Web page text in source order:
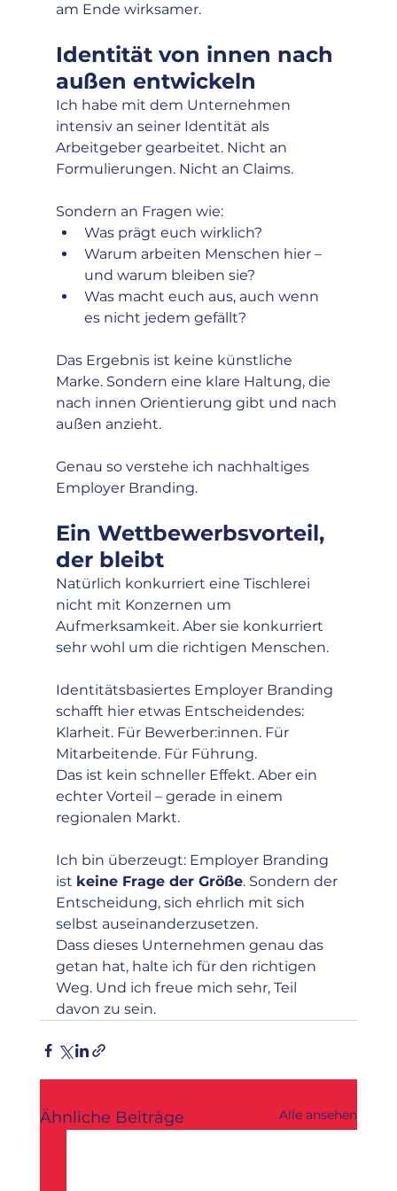
am Ende wirksamer.
Identität von innen nach
außen entwickeln
Ich habe mit dem Unternehmen
intensiv an seiner Identität als
Arbeitgeber gearbeitet. Nicht an
Formulierungen. Nicht an Claims.
Sondern an Fragen wie:
Was prägt euch wirklich?
Warum arbeiten Menschen hier –
und warum bleiben sie?
Was macht euch aus, auch wenn
es nicht jedem gefällt?
Das Ergebnis ist keine künstliche
Marke. Sondern eine klare Haltung, die
nach innen Orientierung gibt und nach
außen anzieht.
Genau so verstehe ich nachhaltiges
Employer Branding.
Ein Wettbewerbsvorteil,
der bleibt
Natürlich konkurriert eine Tischlerei
nicht mit Konzernen um
Aufmerksamkeit. Aber sie konkurriert
sehr wohl um die richtigen Menschen.
Identitätsbasiertes Employer Branding
schafft hier etwas Entscheidendes:
Klarheit. Für Bewerber:innen. Für
Mitarbeitende. Für Führung.
Das ist kein schneller Effekt. Aber ein
echter Vorteil – gerade in einem
regionalen Markt.
Ich bin überzeugt: Employer Branding
ist keine Frage der Größe. Sondern der
Entscheidung, sich ehrlich mit sich
selbst auseinanderzusetzen.
Dass dieses Unternehmen genau das
getan hat, halte ich für den richtigen
Weg. Und ich freue mich sehr, Teil
davon zu sein.
Ähnliche Beiträge Alle ansehen